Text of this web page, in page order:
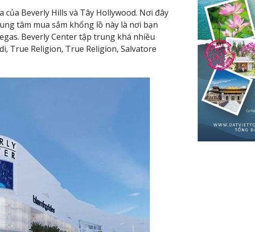
Beverly Hills và Tây Hollywood. Nơi đây
tâm mua sắm khổng lồ này là nơi bạn
Beverly Center tập trung khá nhiều
True Religion, True Religion, Salvatore